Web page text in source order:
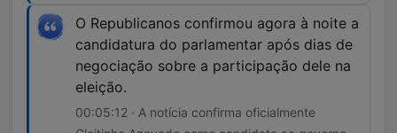
O Republicanos confirmou agora à noite a
candidatura do parlamentar após dias de
negociação sobre a participação dele na
eleição.
00:05:12 · A notícia confirma oficialmente